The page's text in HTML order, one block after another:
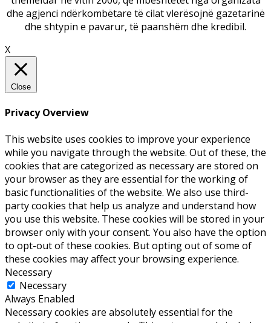
dhe agjenci ndërkombëtare të cilat vlerësojnë gazetarinë
dhe shtypin e pavarur, të paanshëm dhe kredibil.
X
Close
Privacy Overview
This website uses cookies to improve your experience
while you navigate through the website. Out of these, the
cookies that are categorized as necessary are stored on
your browser as they are essential for the working of
basic functionalities of the website. We also use third-
party cookies that help us analyze and understand how
you use this website. These cookies will be stored in your
browser only with your consent. You also have the option
to opt-out of these cookies. But opting out of some of
these cookies may affect your browsing experience.
Necessary
Necessary
Always Enabled
Necessary cookies are absolutely essential for the